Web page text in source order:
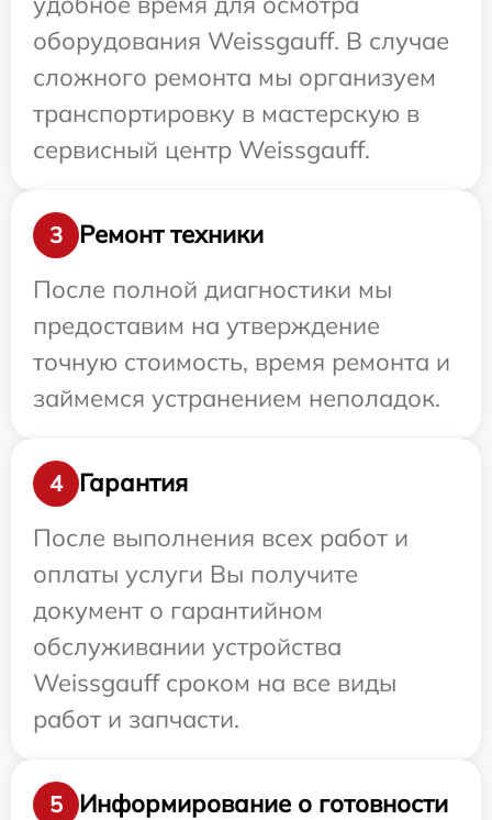
оборудования Weissgauff. В случае
сложного ремонта мы организуем
транспортировку в мастерскую в
сервисный центр Weissgauff.
3
Ремонт техники
После полной диагностики мы
предоставим на утверждение
точную стоимость, время ремонта и
займемся устранением неполадок.
4
Гарантия
После выполнения всех работ и
оплаты услуги Вы получите
документ о гарантийном
обслуживании устройства
Weissgauff сроком на все виды
работ и запчасти.
5
Информирование о готовности